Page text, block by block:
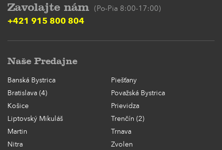
Zavolajte nám (Po-Pia 8:00-17:00)
+421 915 800 804
Naše Predajne
Banská Bystrica
Piešťany
Bratislava (4)
Považská Bystrica
Košice
Prievidza
Liptovský Mikuláš
Trenčín (2)
Martin
Trnava
Nitra
Zvolen